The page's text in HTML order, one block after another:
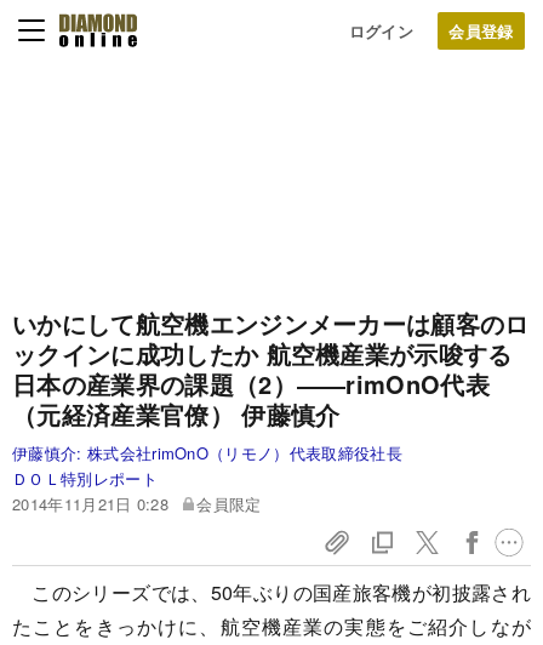
ログイン
いかにして航空機エンジンメーカーは顧客のロ
ックインに成功したか 航空機産業が示唆する
日本の産業界の課題（2） ――rimOnO代表
（元経済産業官僚） 伊藤慎介
伊藤慎介: 株式会社rimOnO（リモノ）代表取締役社長
ＤＯＬ特別レポート
2014年11月21日 0:28
会員限定
このシリーズでは、50年ぶりの国産旅客機が初披露され
たことをきっかけに、航空機産業の実態をご紹介しなが